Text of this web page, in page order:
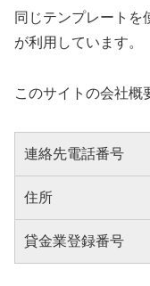
同じテンプレートを
が利用しています。
このサイトの会社概
連絡先電話番号
住所
貸金業登録番号